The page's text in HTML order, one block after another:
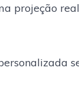
projeção